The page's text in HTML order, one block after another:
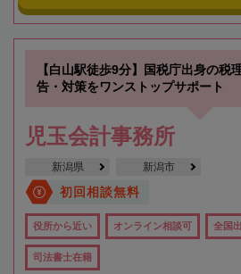
【白山駅徒歩9分】国税庁出身の税
告・対策をワンストップサポート
児玉会計事務所
新潟県 新潟市
初回相談無料
役所から近い オンライン相談可 全国
司法書士在籍